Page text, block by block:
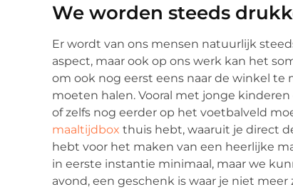
We worden steeds
Er wordt van ons mensen natuurlijk
aspect, maar ook op ons werk kan het
om ook nog eerst eens naar de winkel
moeten halen. Vooral met jonge
of zelfs nog eerder op het voetbalveld
maaltijdbox thuis hebt, waaruit je direct
hebt voor het maken van een heerlijke
in eerste instantie minimaal, maar we
avond, een geschenk is waar je niet